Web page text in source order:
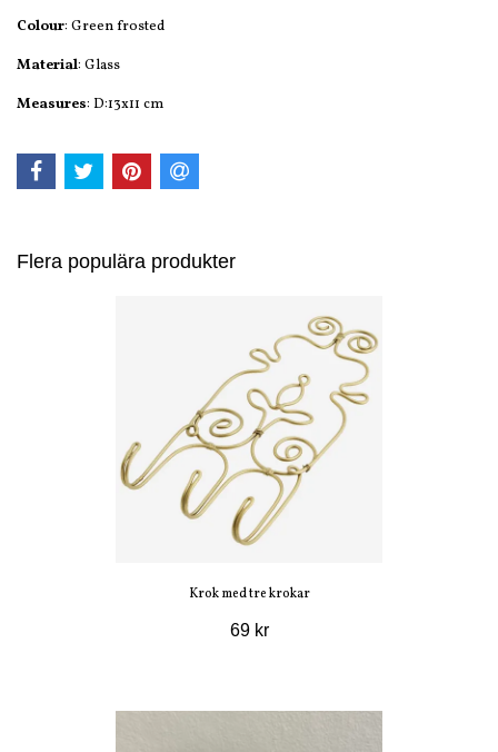
Colour: Green frosted
Material: Glass
Measures: D:13x11 cm
Flera populära produkter
Krok med tre krokar
69 kr